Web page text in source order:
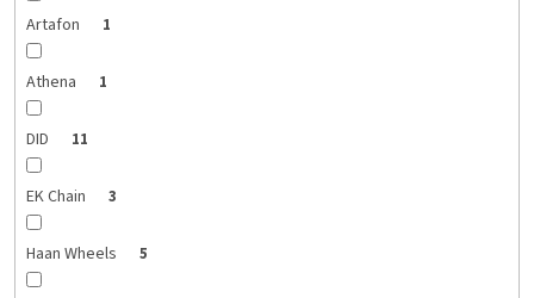
Artafon 1
Athena 1
DID 11
EK Chain 3
Haan Wheels 5